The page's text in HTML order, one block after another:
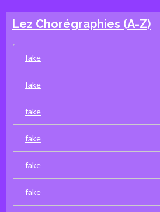
Lez Chorégraphies (A-Z)
fake
fake
fake
fake
fake
fake